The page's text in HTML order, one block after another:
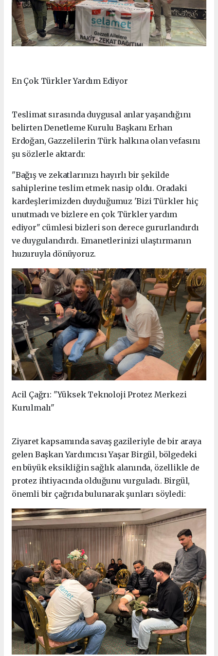
En Çok Türkler Yardım Ediyor
Teslimat sırasında duygusal anlar yaşandığını
belirten Denetleme Kurulu Başkanı Erhan
Erdoğan, Gazzelilerin Türk halkına olan vefasını
şu sözlerle aktardı:
"Bağış ve zekatlarınızı hayırlı bir şekilde
sahiplerine teslim etmek nasip oldu. Oradaki
kardeşlerimizden duyduğumuz 'Bizi Türkler hiç
unutmadı ve bizlere en çok Türkler yardım
ediyor" cümlesi bizleri son derece gururlandırdı
ve duygulandırdı. Emanetlerinizi ulaştırmanın
huzuruyla dönüyoruz.
Acil Çağrı: "Yüksek Teknoloji Protez Merkezi
Kurulmalı"
Ziyaret kapsamında savaş gazileriyle de bir araya
gelen Başkan Yardımcısı Yaşar Birgül, bölgedeki
en büyük eksikliğin sağlık alanında, özellikle de
protez ihtiyacında olduğunu vurguladı. Birgül,
önemli bir çağrıda bulunarak şunları söyledi: